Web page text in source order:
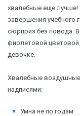
хвалебные еще лучше!
завершения учебного
сюрприз без повода.
фиолетовой цветовой
девочке.
Хвалебные
надписями:
Умна не по годам